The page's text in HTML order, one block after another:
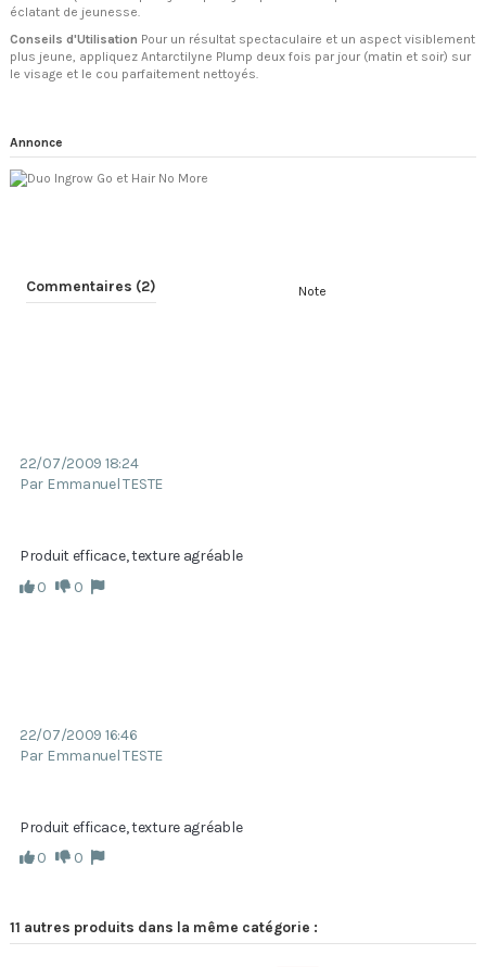
éclatant de jeunesse.
Conseils d'Utilisation Pour un résultat spectaculaire et un aspect visiblement
plus jeune, appliquez Antarctilyne Plump deux fois par jour (matin et soir) sur
le visage et le cou parfaitement nettoyés.
Annonce
Commentaires (2) Note
22/07/2009 18:24
Par Emmanuel TESTE
Produit efficace, texture agréable
0
0
22/07/2009 16:46
Par Emmanuel TESTE
Produit efficace, texture agréable
0
0
11 autres produits dans la même catégorie :